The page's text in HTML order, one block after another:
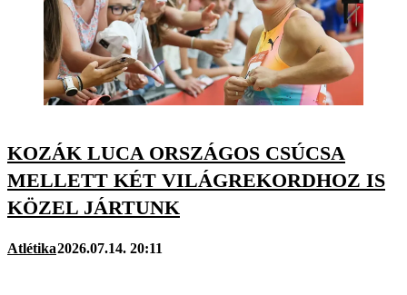
KOZÁK LUCA ORSZÁGOS CSÚCSA
MELLETT KÉT VILÁGREKORDHOZ IS
KÖZEL JÁRTUNK
Atlétika2026.07.14. 20:11